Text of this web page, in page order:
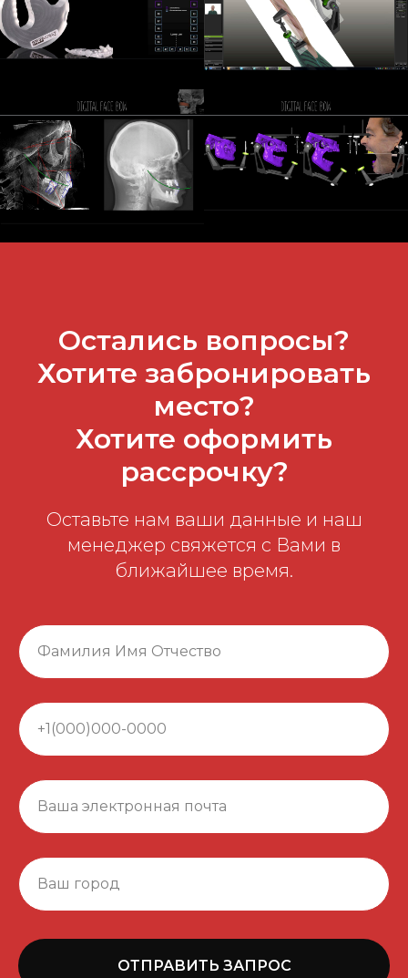
Остались вопросы?
Хотите забронировать
место?
Хотите оформить
рассрочку?
Оставьте нам ваши данные и наш
менеджер свяжется с Вами в
ближайшее время.
ОТПРАВИТЬ ЗАПРОС